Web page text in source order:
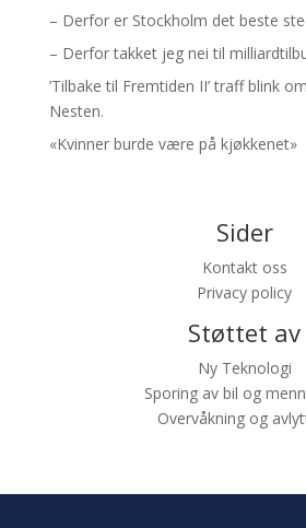
– Derfor er Stockholm det beste
– Derfor takket jeg nei til
’Tilbake til Fremtiden II’ traff blink
Nesten.
«Kvinner burde være på kjøkkenet»
Sider
Kontakt oss
Privacy policy
Støttet av
Ny Teknologi
Sporing av bil og
Overvåkning og